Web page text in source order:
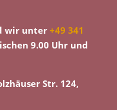
wir unter +49 341
9.00 Uhr und
Str. 124,